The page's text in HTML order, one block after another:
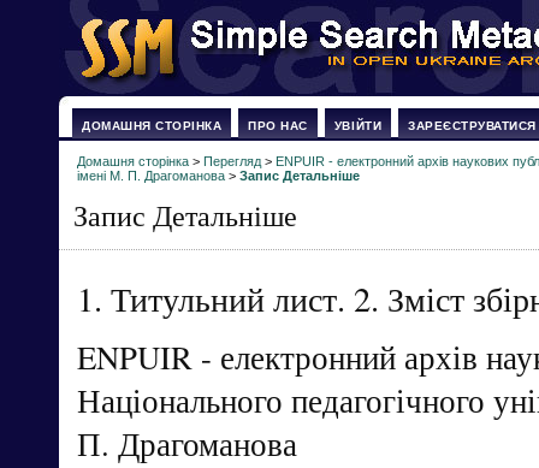
ДОМАШНЯ СТОРІНКА ПРО НАС УВІЙТИ ЗАРЕЄСТРУВАТИСЯ
Домашня сторінка > Перегляд > ENPUIR - електронний архів наукових
імені М. П. Драгоманова > Запис Детальніше
Запис Детальніше
1. Титульний лист. 2. Зміст
ENPUIR - електронний архів
Національного педагогічного
П. Драгоманова